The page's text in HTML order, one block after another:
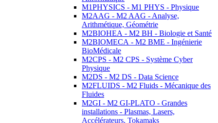
M1PHYSICS - M1 PHYS - Physique
M2AAG - M2 AAG - Analyse,
Arithmétique, Géométrie
M2BIOHEA - M2 BH - Biologie et Santé
M2BIOMECA - M2 BME - Ingénierie
BioMédicale
M2CPS - M2 CPS - Système Cyber
Physique
M2DS - M2 DS - Data Science
M2FLUIDS - M2 Fluids - Mécanique des
Fluides
M2GI - M2 GI-PLATO - Grandes
installations - Plasmas, Lasers,
Accélérateurs, Tokamaks